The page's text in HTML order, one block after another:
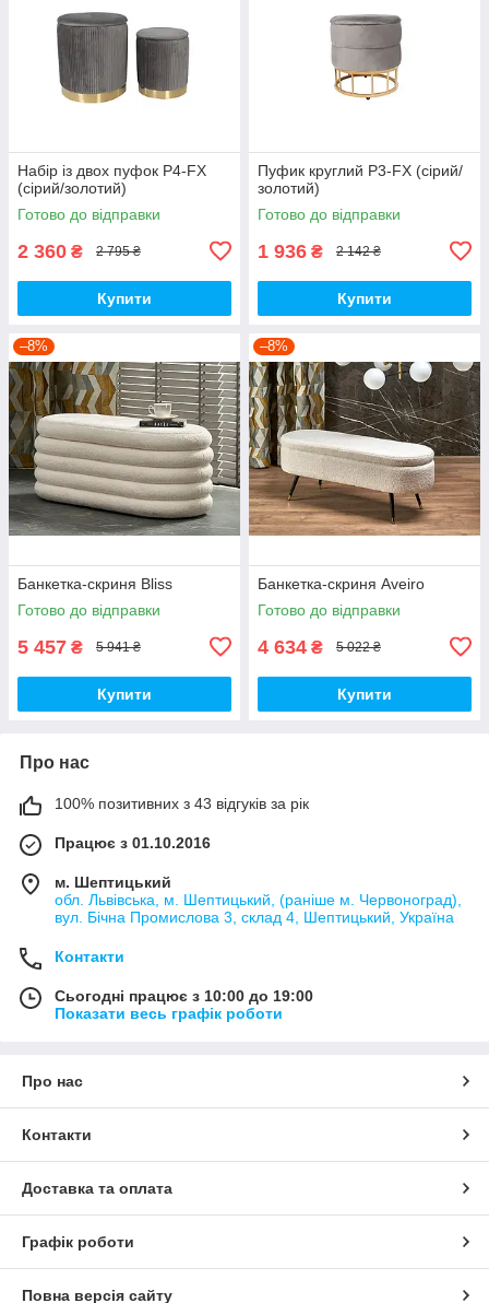
Набір із двох пуфок P4-FX
(сірий/золотий)
Готово до відправки
2 360 ₴ 2 795 ₴
Купити
Пуфик круглий P3-FX (сірий/
золотий)
Готово до відправки
1 936 ₴ 2 142 ₴
Купити
–8%
Банкетка-скриня Bliss
Готово до відправки
5 457 ₴ 5 941 ₴
Купити
–8%
Банкетка-скриня Aveiro
Готово до відправки
4 634 ₴ 5 022 ₴
Купити
Про нас
100% позитивних з 43 відгуків за рік
Працює з 01.10.2016
м. Шептицький
обл. Львівська, м. Шептицький, (раніше м. Червоноград),
вул. Бічна Промислова 3, склад 4, Шептицький, Україна
Контакти
Сьогодні працює з 10:00 до 19:00
Показати весь графік роботи
Про нас
Контакти
Доставка та оплата
Графік роботи
Повна версія сайту